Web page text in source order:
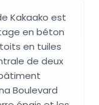
Kakaako est
en béton
en tuiles
de deux
Boulevard